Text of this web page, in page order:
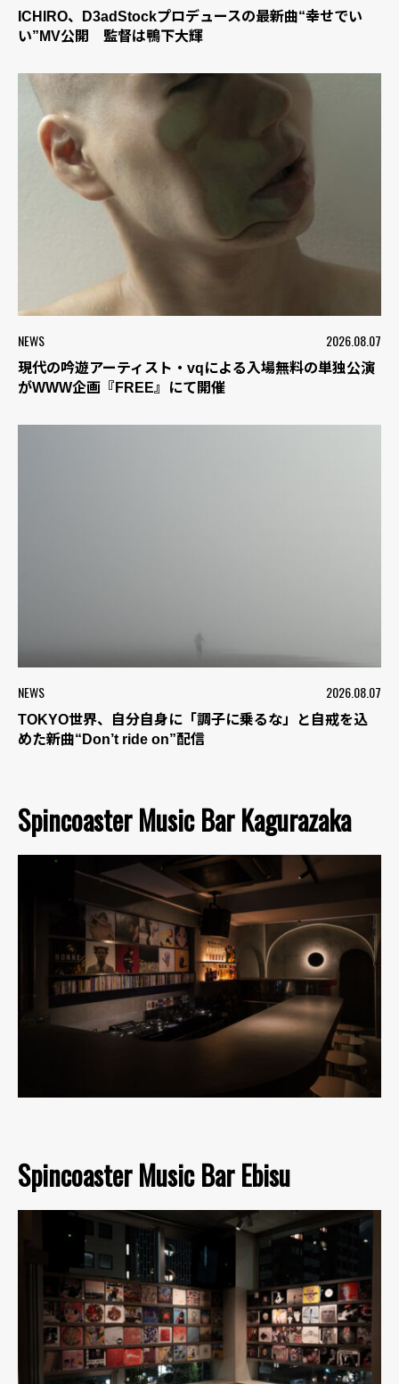
ICHIRO、D3adStockプロデュースの最新曲“幸せでい
い”MV公開 監督は鴨下大輝
NEWS 2026.08.07
現代の吟遊アーティスト・vqによる入場無料の単独公演
がWWW企画『FREE』にて開催
NEWS 2026.08.07
TOKYO世界、自分自身に「調子に乗るな」と自戒を込
めた新曲“Don’t ride on”配信
Spincoaster Music Bar Kagurazaka
Spincoaster Music Bar Ebisu